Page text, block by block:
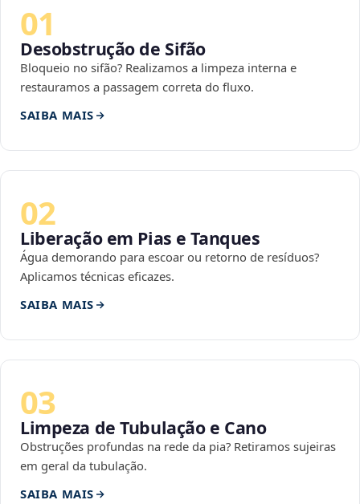
01
Desobstrução de Sifão
Bloqueio no sifão? Realizamos a limpeza interna e
restauramos a passagem correta do fluxo.
SAIBA MAIS
02
Liberação em Pias e Tanques
Água demorando para escoar ou retorno de resíduos?
Aplicamos técnicas eficazes.
SAIBA MAIS
03
Limpeza de Tubulação e Cano
Obstruções profundas na rede da pia? Retiramos sujeiras
em geral da tubulação.
SAIBA MAIS